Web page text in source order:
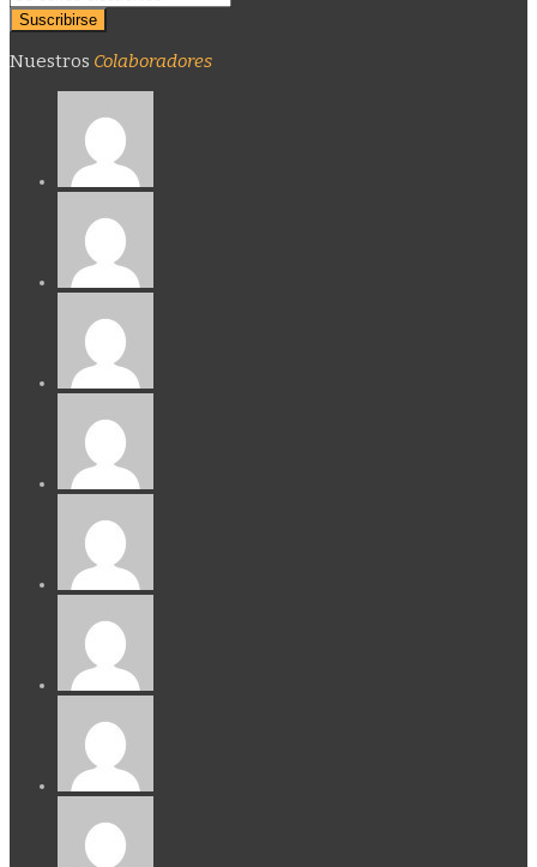
Nuestros Colaboradores